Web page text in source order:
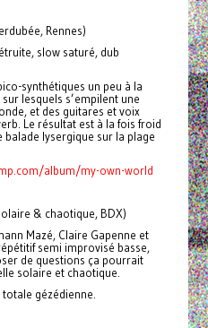
Rennes)
slow saturé, dub
synthétiques un peu à la
lesquels s’empilent une
et des guitares et voix
Le résultat est à la fois froid
lysergique sur la plage
album/my-own-world
& chaotique, BDX)
Mazé, Claire Gapenne et
semi improvisé basse,
de questions ça pourrait
solaire et chaotique.
totale gézédienne.